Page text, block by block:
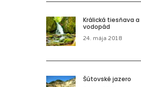
Králická tiesňava a
vodopád
24. mája 2018
Šútovské jazero